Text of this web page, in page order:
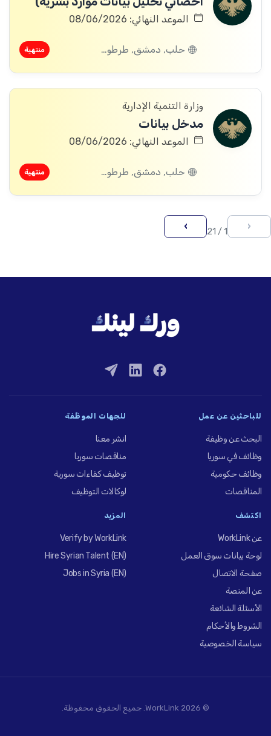
الموعد النهائي: 08/06/2026
حلب, دمشق, طرطوس, ريف دمشق, ديرالزور, درعا, إدلب, القنيطرة, اللاذقية, الرقة, حمص, الحسكة, حماة منتهية
وزارة التنمية الإدارية
مدخل بيانات
الموعد النهائي: 08/06/2026
حلب, دمشق, طرطوس, ريف دمشق, ديرالزور, درعا, إدلب, القنيطرة, اللاذقية, الرقة, حمص, الحسكة, حماة منتهية
‹
1 / 21
›
للباحثين عن عمل
البحث عن وظيفة
وظائف في سوريا
وظائف حكومية
المناقصات
للجهات الموظِّفة
انشر معنا
مناقصات سوريا
توظيف كفاءات سورية
لوكالات التوظيف
اكتشف
عن WorkLink
لوحة بيانات سوق العمل
صفحة الاتصال
عن المنصة
الأسئلة الشائعة
الشروط والأحكام
سياسة الخصوصية
المزيد
Verify by WorkLink
Hire Syrian Talent (EN)
Jobs in Syria (EN)
© 2026 WorkLink. جميع الحقوق محفوظة.